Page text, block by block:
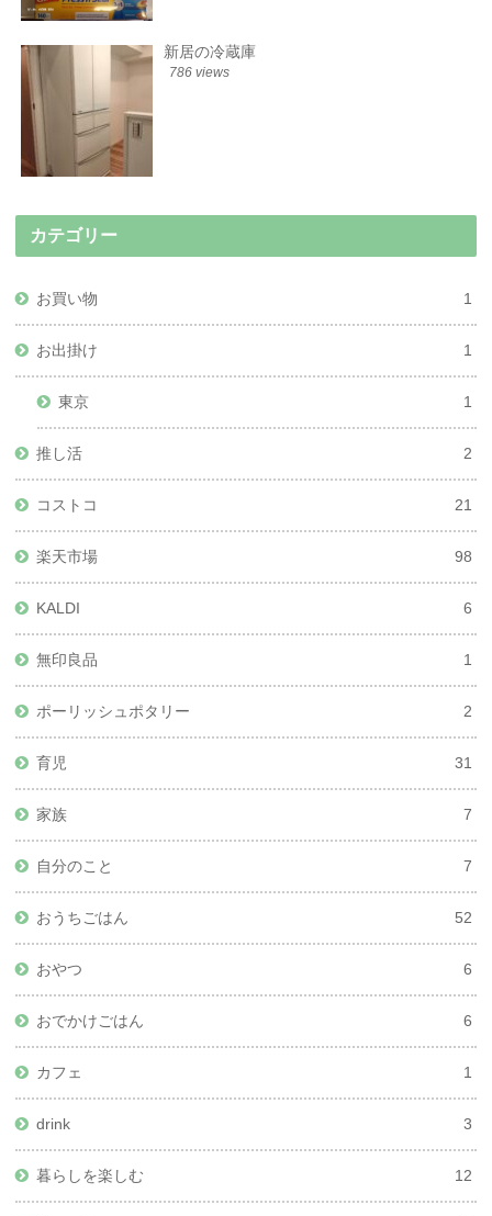
新居の冷蔵庫
786 views
カテゴリー
お買い物 1
お出掛け 1
東京 1
推し活 2
コストコ 21
楽天市場 98
KALDI 6
無印良品 1
ポーリッシュポタリー 2
育児 31
家族 7
自分のこと 7
おうちごはん 52
おやつ 6
おでかけごはん 6
カフェ 1
drink 3
暮らしを楽しむ 12